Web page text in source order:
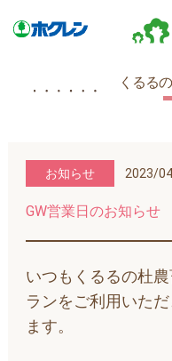
くるる
お知らせ 2023/
GW営業日のお知らせ
いつもくるるの杜
ランをご利用いた
ます。